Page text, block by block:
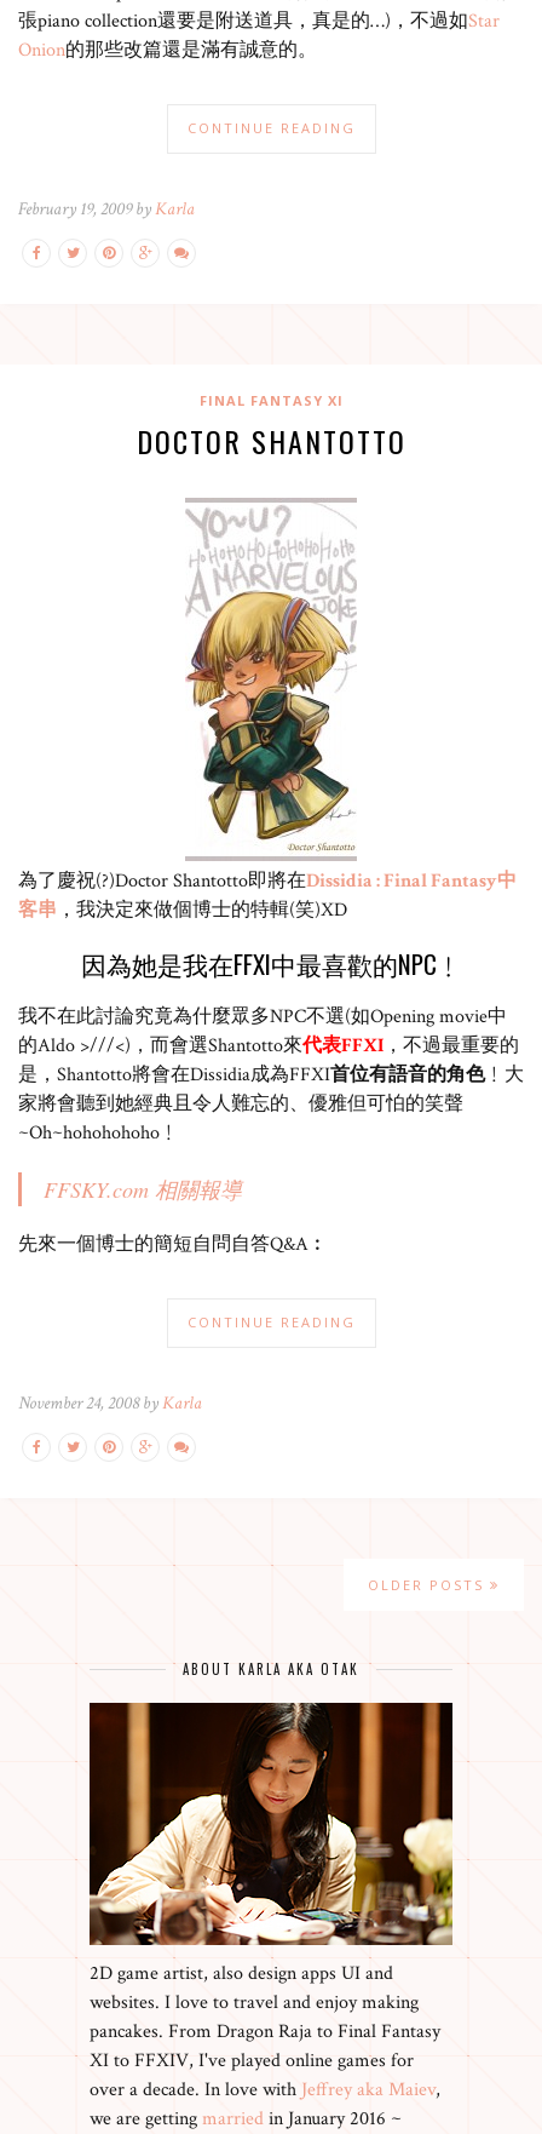
張piano collection還要是附送道具，真是的…)，不過如Star
Onion的那些改篇還是滿有誠意的。
CONTINUE READING
February 19, 2009 byKarla
FINAL FANTASY XI
DOCTOR SHANTOTTO
為了慶祝(?)Doctor Shantotto即將在Dissidia : Final Fantasy中
客串 ，我決定來做個博士的特輯(笑)XD
因為她是我在FFXI中最喜歡的NPC﹗
我不在此討論究竟為什麼眾多NPC不選(如Opening movie中
的Aldo >///<)，而會選Shantotto來代表FFXI ，不過最重要的
是，Shantotto將會在Dissidia成為FFXI首位有語音的角色﹗大
家將會聽到她經典且令人難忘的、優雅但可怕的笑聲
~Oh~hohohohoho﹗
FFSKY.com 相關報導
先來一個博士的簡短自問自答Q&A︰
CONTINUE READING
November 24, 2008 byKarla
OLDER POSTS
ABOUT KARLA AKA OTAK
2D game artist, also design apps UI and
websites. I love to travel and enjoy making
pancakes. From Dragon Raja to Final Fantasy
XI to FFXIV, I've played online games for
over a decade. In love with Jeffrey aka Maiev,
we are gettingmarriedin January 2016 ~